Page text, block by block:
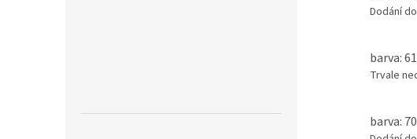
Dodání
barva:
Trvale
barva: